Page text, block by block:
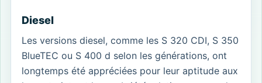
Diesel
Les versions diesel, comme les S 320 CDI, S 350
BlueTEC ou S 400 d selon les générations, ont
longtemps été appréciées pour leur aptitude aux